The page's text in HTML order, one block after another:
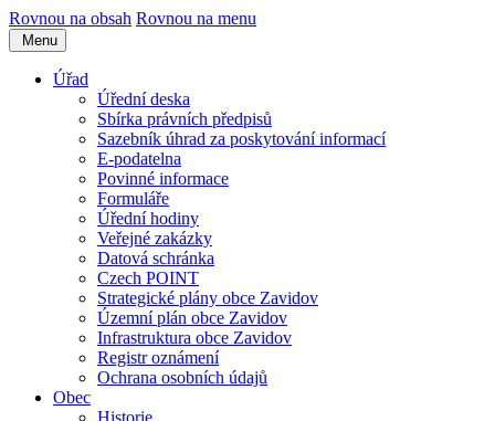
Rovnou na obsah Rovnou na menu
Menu
Úřad
Úřední deska
Sbírka právních předpisů
Sazebník úhrad za poskytování informací
E-podatelna
Povinné informace
Formuláře
Úřední hodiny
Veřejné zakázky
Datová schránka
Czech POINT
Strategické plány obce Zavidov
Územní plán obce Zavidov
Infrastruktura obce Zavidov
Registr oznámení
Ochrana osobních údajů
Obec
Historie